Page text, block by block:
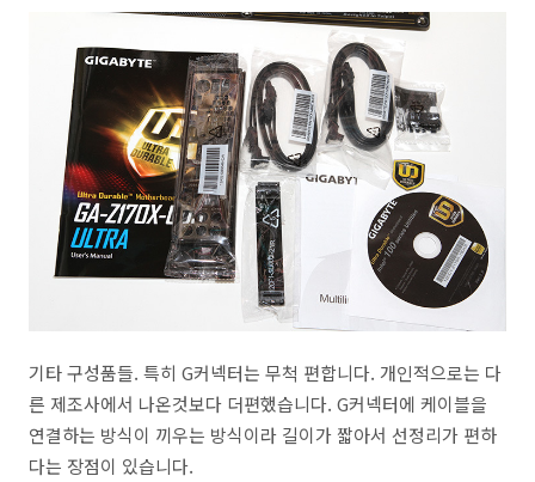
기타 구성품들. 특히 G커넥터는 무척 편합니다. 개인적으로는 다
른 제조사에서 나온것보다 더편했습니다. G커넥터에 케이블을
연결하는 방식이 끼우는 방식이라 길이가 짧아서 선정리가 편하
다는 장점이 있습니다.